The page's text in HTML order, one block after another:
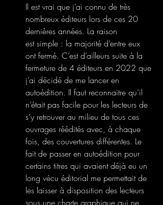
Il est vrai que j’ai connu de très
nombreux éditeurs lors de ces 20
dernières années. La raison
est simple : la majorité d’entre eux
ont fermé. C’est d’ailleurs suite à la
fermeture de 4 éditeurs en 2022 que
j’ai décidé de me lancer en
autoédition. Il faut reconnaitre qu’il
n’était pas facile pour les lecteurs de
s’y retrouver au milieu de tous ces
ouvrages réédités avec, à chaque
fois, des couvertures différentes. Le
fait de passer en autoédition pour
certains titres qui avaient déjà eu un
long vécu éditorial me permettait de
les laisser à disposition des lecteurs
sous une charte graphique qui ne